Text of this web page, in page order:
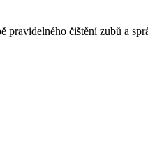
čištění zubů a